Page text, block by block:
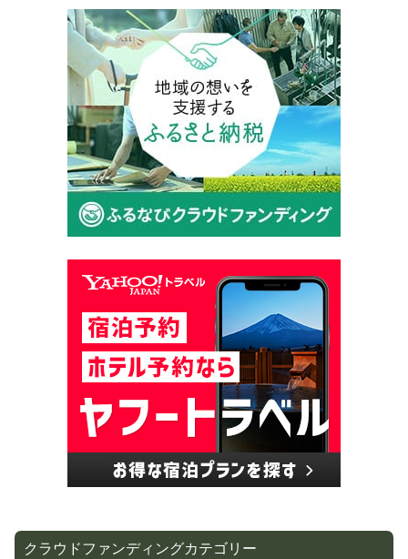
クラウドファンディングカテゴリー